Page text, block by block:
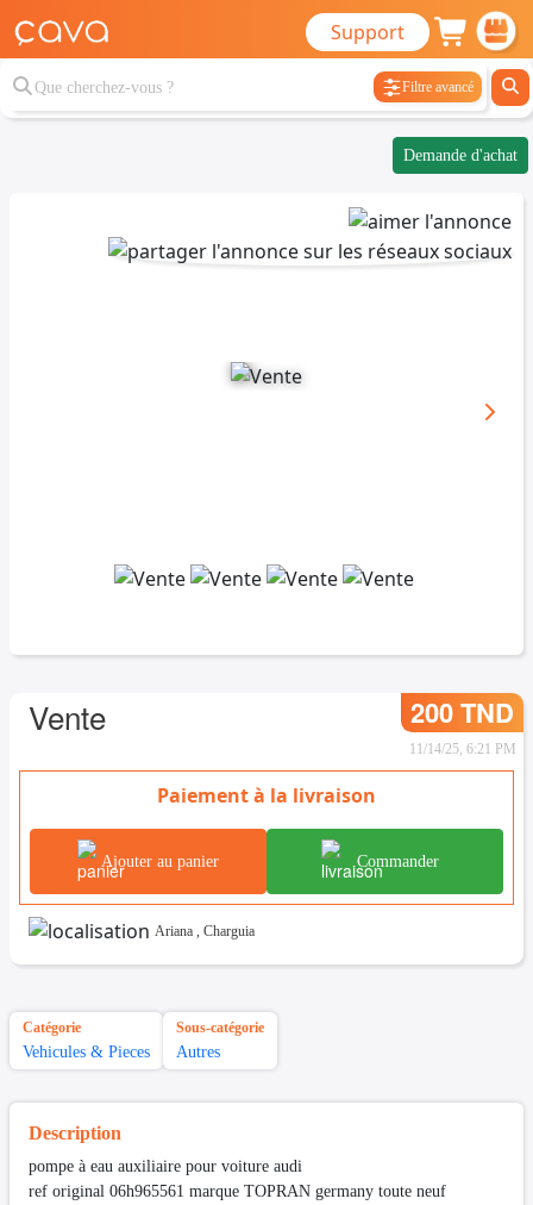
Support
Filtre avancé
Demande d'achat
Vente 200 TND
11/14/25, 6:21 PM
Paiement à la livraison
Ajouter au panier Commander
Ariana , Charguia
Catégorie
Vehicules & Pieces
Sous-catégorie
Autres
Description
pompe à eau auxiliaire pour voiture audi
ref original 06h965561 marque TOPRAN germany toute neuf